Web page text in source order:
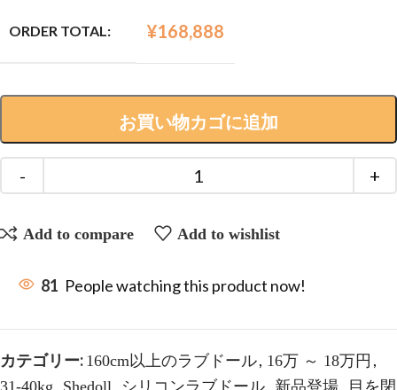
ORDER TOTAL: ¥168,888
お買い物カゴに追加
Add to compare Add to wishlist
81 People watching this product now!
カテゴリー: 160cm以上のラブドール, 16万 ～ 18万円 ,
, , , ,